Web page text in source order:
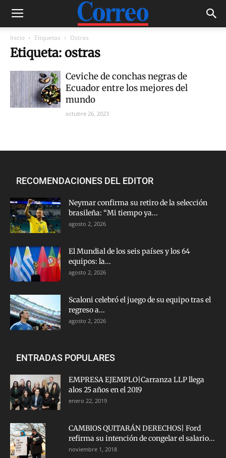
Inicio Etiquetas Ostras
Etiqueta: ostras
Ceviche de conchas negras de
Ecuador entre los mejores del
mundo
octubre 26, 2023
RECOMENDACIONES DEL EDITOR
Neymar confirma su retiro de la selección
brasileña: “Mi tiempo ya...
agosto 2, 2026
El Mundial de los seis países y los 64
equipos: la...
agosto 2, 2026
Scaloni celebró el juego de su equipo tras el
regreso a...
agosto 2, 2026
ENTRADAS POPULARES
EMPRESA EJEMPLO|Carranza LLP llega
alos 25 años en el 2019
enero 22, 2019
CAMBIOS QUITARÁN DERECHOS| Ford
refirma su intención de congelar el salario...
noviembre 1, 2018